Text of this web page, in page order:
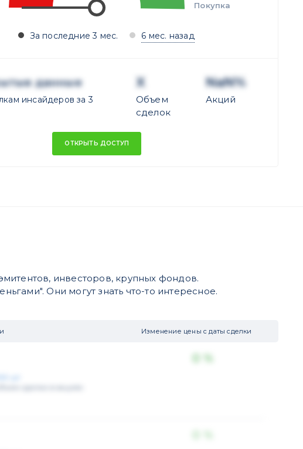
Покупка
За последние 3 мес. 6 мес. назад
данные
инсайдеров за 3
X
Объем
сделок
NaN%
Акций
ОТКРЫТЬ ДОСТУП
инвесторов, крупных фондов.
Они могут знать что-то интересное.
Изменение цены с даты сделки
0 %